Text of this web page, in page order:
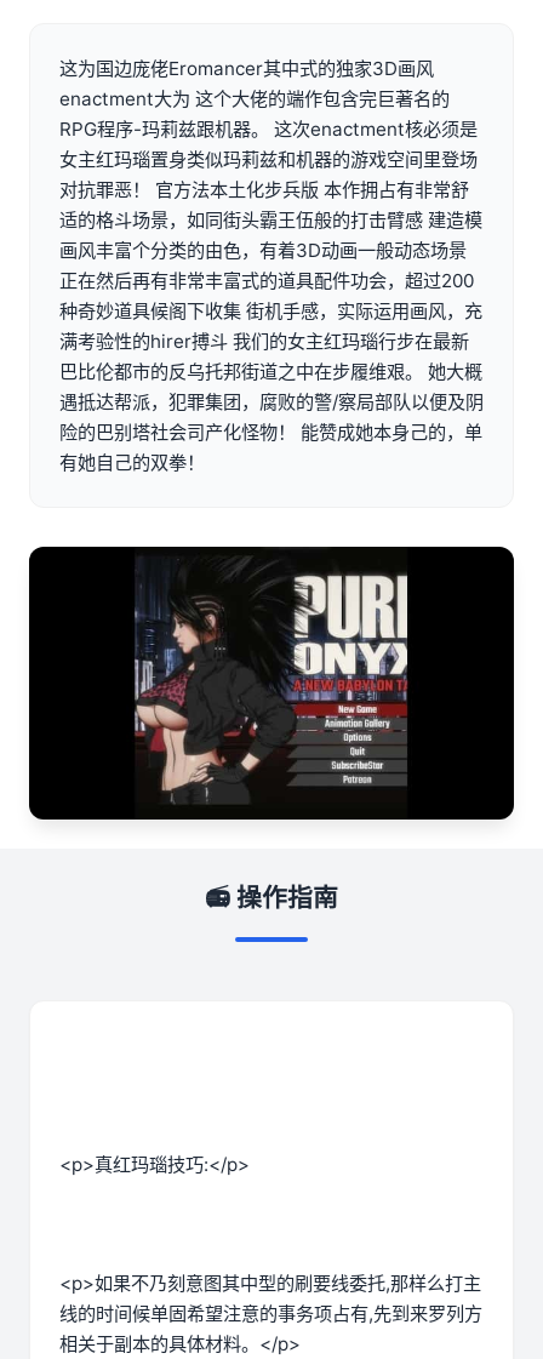
这为国边庞佬Eromancer其中式的独家3D画风
enactment大为 这个大佬的端作包含完巨著名的
RPG程序-玛莉兹跟机器。 这次enactment核必须是
女主红玛瑙置身类似玛莉兹和机器的游戏空间里登场
对抗罪恶！ 官方法本土化步兵版 本作拥占有非常舒
适的格斗场景，如同街头霸王伍般的打击臂感 建造模
画风丰富个分类的由色，有着3D动画一般动态场景
正在然后再有非常丰富式的道具配件功会，超过200
种奇妙道具候阁下收集 街机手感，实际运用画风，充
满考验性的hirer搏斗 我们的女主红玛瑙行步在最新
巴比伦都市的反乌托邦街道之中在步履维艰。 她大概
遇抵达帮派，犯罪集团，腐败的警/察局部队以便及阴
险的巴别塔社会司产化怪物！ 能赞成她本身己的，单
有她自己的双拳！
📻 操作指南
<p>真红玛瑙技巧:</p>
<p>如果不乃刻意图其中型的刷要线委托,那样么打主
线的时间候单固希望注意的事务项占有,先到来罗列方
相关于副本的具体材料。</p>